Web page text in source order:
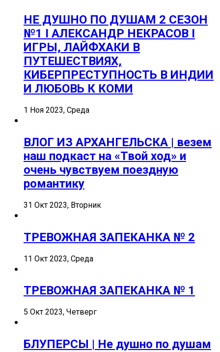
НЕ ДУШНО ПО ДУШАМ 2 СЕЗОН
№1 I АЛЕКСАНДР НЕКРАСОВ I
ИГРЫ, ЛАЙФХАКИ В
ПУТЕШЕСТВИЯХ,
КИБЕРПРЕСТУПНОСТЬ В ИНДИИ
И ЛЮБОВЬ К КОМИ
1 Ноя 2023, Среда
ВЛОГ ИЗ АРХАНГЕЛЬСКА | везем
наш подкаст на «Твой ход» и
очень чувствуем поездную
романтику
31 Окт 2023, Вторник
ТРЕВОЖНАЯ ЗАПЕКАНКА № 2
11 Окт 2023, Среда
ТРЕВОЖНАЯ ЗАПЕКАНКА № 1
5 Окт 2023, Четверг
БЛУПЕРСЫ | Не душно по душам